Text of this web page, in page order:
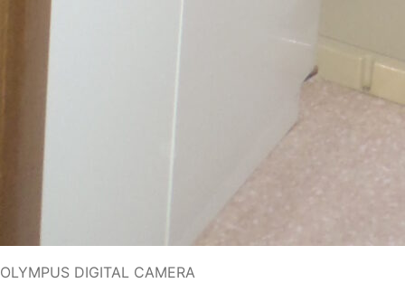
OLYMPUS DIGITAL CAMERA